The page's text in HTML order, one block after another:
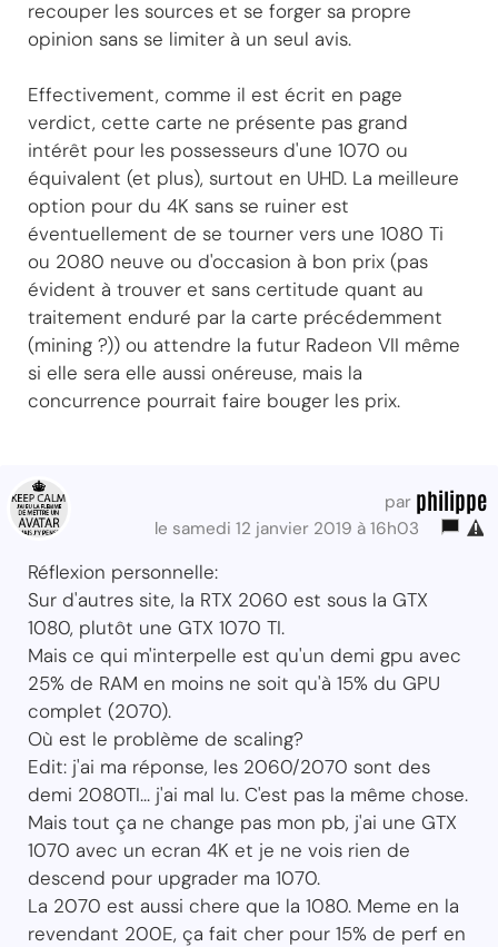
recouper les sources et se forger sa propre
opinion sans se limiter à un seul avis.
Effectivement, comme il est écrit en page
verdict, cette carte ne présente pas grand
intérêt pour les possesseurs d'une 1070 ou
équivalent (et plus), surtout en UHD. La meilleure
option pour du 4K sans se ruiner est
éventuellement de se tourner vers une 1080 Ti
ou 2080 neuve ou d'occasion à bon prix (pas
évident à trouver et sans certitude quant au
traitement enduré par la carte précédemment
(mining ?)) ou attendre la futur Radeon VII même
si elle sera elle aussi onéreuse, mais la
concurrence pourrait faire bouger les prix.
par philippe
le samedi 12 janvier 2019 à 16h03
Réflexion personnelle:
Sur d'autres site, la RTX 2060 est sous la GTX
1080, plutôt une GTX 1070 TI.
Mais ce qui m'interpelle est qu'un demi gpu avec
25% de RAM en moins ne soit qu'à 15% du GPU
complet (2070).
Où est le problème de scaling?
Edit: j'ai ma réponse, les 2060/2070 sont des
demi 2080TI... j'ai mal lu. C'est pas la même chose.
Mais tout ça ne change pas mon pb, j'ai une GTX
1070 avec un ecran 4K et je ne vois rien de
descend pour upgrader ma 1070.
La 2070 est aussi chere que la 1080. Meme en la
revendant 200E, ça fait cher pour 15% de perf en